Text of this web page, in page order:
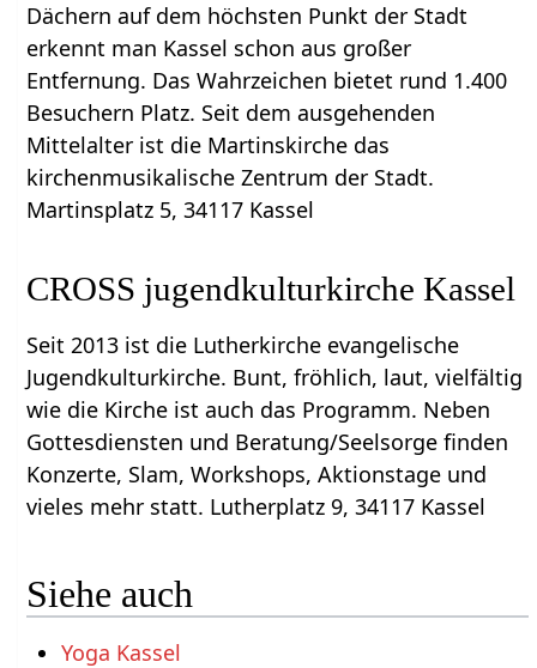
Dächern auf dem höchsten Punkt der Stadt
erkennt man Kassel schon aus großer
Entfernung. Das Wahrzeichen bietet rund 1.400
Besuchern Platz. Seit dem ausgehenden
Mittelalter ist die Martinskirche das
kirchenmusikalische Zentrum der Stadt.
Martinsplatz 5, 34117 Kassel
CROSS jugendkulturkirche Kassel
Seit 2013 ist die Lutherkirche evangelische
Jugendkulturkirche. Bunt, fröhlich, laut, vielfältig
wie die Kirche ist auch das Programm. Neben
Gottesdiensten und Beratung/Seelsorge finden
Konzerte, Slam, Workshops, Aktionstage und
vieles mehr statt. Lutherplatz 9, 34117 Kassel
Siehe auch
Yoga Kassel